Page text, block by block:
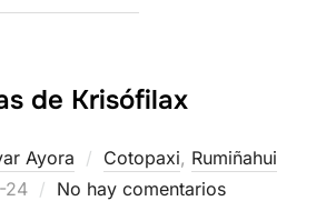
de Krisófilax
Ayora Cotopaxi, Rumiñahui
24 No hay comentarios